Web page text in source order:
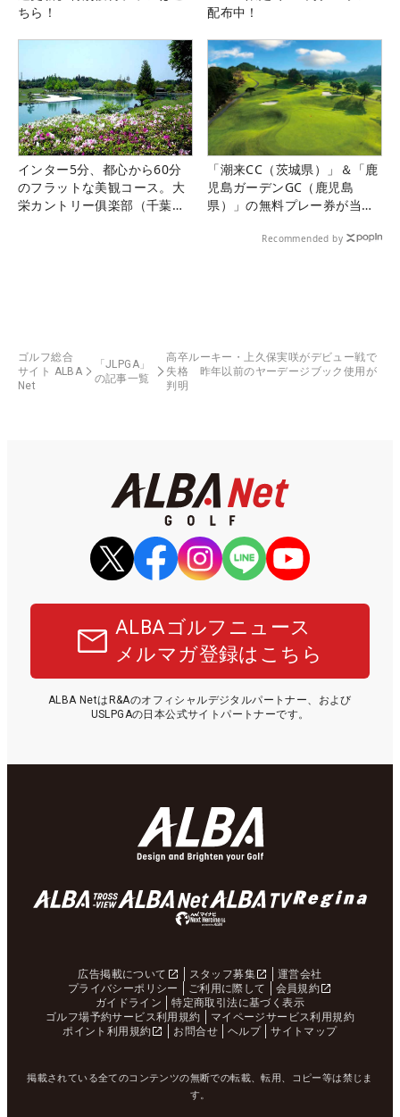
ちら！
配布中！
インター5分、都心から60分
のフラットな美観コース。大
栄カントリー俱楽部（千葉
「潮来CC（茨城県）」＆「鹿
児島ガーデンGC（鹿児島
県）」の無料プレー券が当た
Recommended by
ゴルフ総合
サイト ALBA
Net
「JLPGA」
の記事一覧
高卒ルーキー・上久保実咲がデビュー戦で
失格 昨年以前のヤーデージブック使用が
判明
ALBAゴルフニュース
メルマガ登録はこちら
ALBA NetはR&Aのオフィシャルデジタルパートナー、および
USLPGAの日本公式サイトパートナーです。
広告掲載について スタッフ募集
運営会社
プライバシーポリシー
ご利用に際して
会員規約
ガイドライン
特定商取引法に基づく表示
ゴルフ場予約サービス利用規約
マイページサービス利用規約
ポイント利用規約
お問合せ ヘルプ サイトマップ
掲載されている全てのコンテンツの無断での転載、転用、コピー等は禁じま
す。